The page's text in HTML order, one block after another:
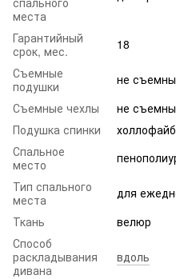
места
Гарантийный
срок, мес.
18
Съемные
подушки
не
Съемные чехлы
не
Подушка спинки
Спальное
место
Тип спального
места
для
Ткань
велюр
Способ
раскладывания
дивана
вдоль